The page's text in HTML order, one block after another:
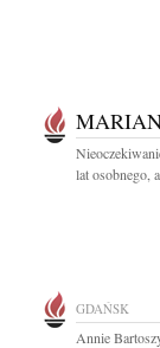
lat osobnego,
GDAŃSK
Annie